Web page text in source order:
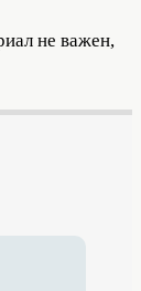
не важен,